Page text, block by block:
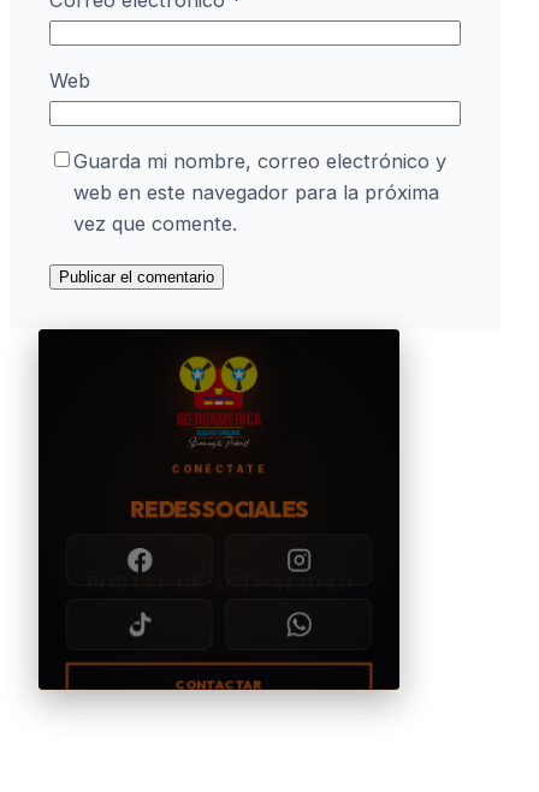
Web
Guarda mi nombre, correo electrónico y
web en este navegador para la próxima
vez que comente.
CONÉCTATE
REDES SOCIALES
CONTACTAR